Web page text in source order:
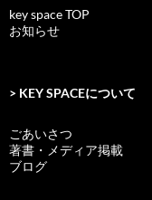
key space TOP
お知らせ
> KEY SPACEについて
ごあいさつ
著書・メディア掲載
ブログ